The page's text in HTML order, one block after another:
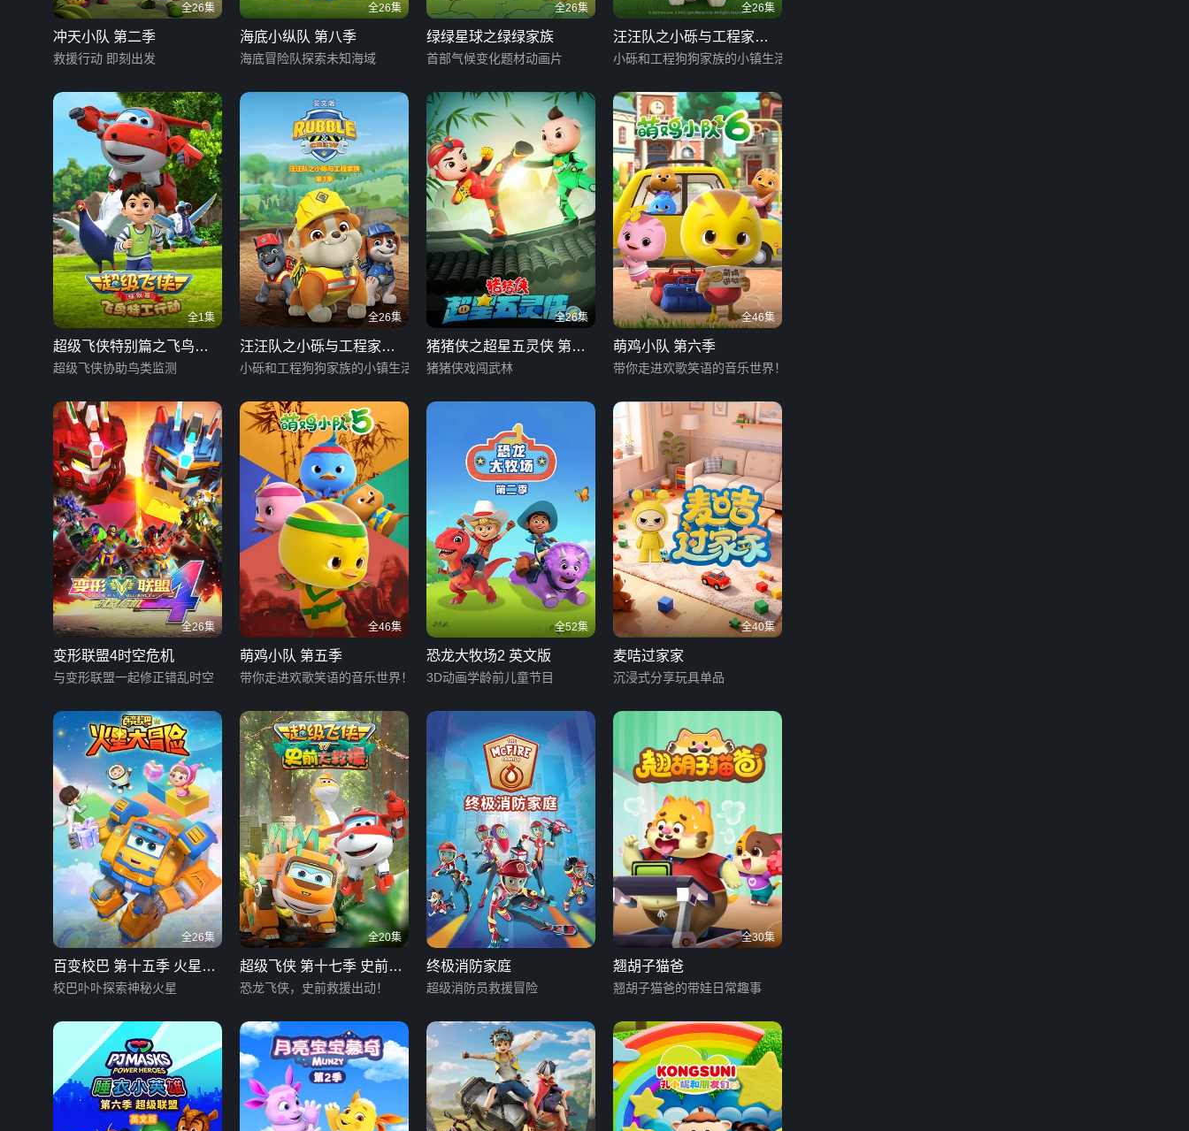
全26集
冲天小队 第二季
救援行动 即刻出发
全26集
海底小纵队 第八季
海底冒险队探索未知海域
全26集
绿绿星球之绿绿家族
首部气候变化题材动画片
全26集
汪汪队之小砾与工程家族
第二季 英文版
小砾和工程狗狗家族的小镇生活
全1集
超级飞侠特别篇之飞鸟特
工行动
超级飞侠协助鸟类监测
全26集
汪汪队之小砾与工程家族
第三季 英文版
小砾和工程狗狗家族的小镇生活
全26集
猪猪侠之超星五灵侠 第六
季
猪猪侠戏闯武林
全46集
萌鸡小队 第六季
带你走进欢歌笑语的音乐世界！
全26集
变形联盟4时空危机
与变形联盟一起修正错乱时空
全46集
萌鸡小队 第五季
带你走进欢歌笑语的音乐世界！
全52集
恐龙大牧场2 英文版
3D动画学龄前儿童节目
全40集
麦咭过家家
沉浸式分享玩具单品
全26集
百变校巴 第十五季 火星大
冒险
校巴卟卟探索神秘火星
全20集
超级飞侠 第十七季 史前大
救援
恐龙飞侠，史前救援出动！
终极消防家庭
超级消防员救援冒险
全30集
翘胡子猫爸
翘胡子猫爸的带娃日常趣事